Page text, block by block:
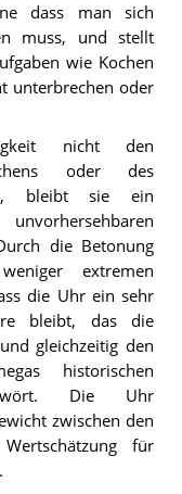
dass man sich
muss, und stellt
wie Kochen
unterbrechen oder
nicht den
oder des
bleibt sie ein
die Betonung
extremen
die Uhr ein sehr
bleibt, das die
gleichzeitig den
historischen
Die Uhr
zwischen den
für